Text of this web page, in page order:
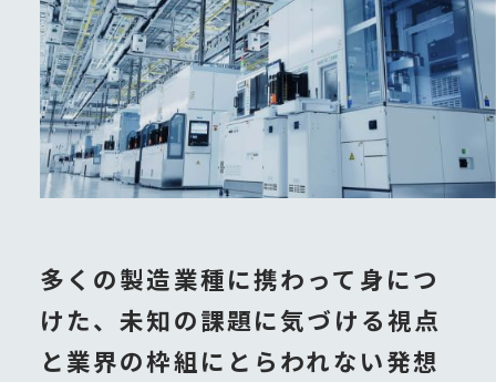
多くの製造業種に携わって身につ
けた、未知の課題に気づける視点
と業界の枠組にとらわれない発想